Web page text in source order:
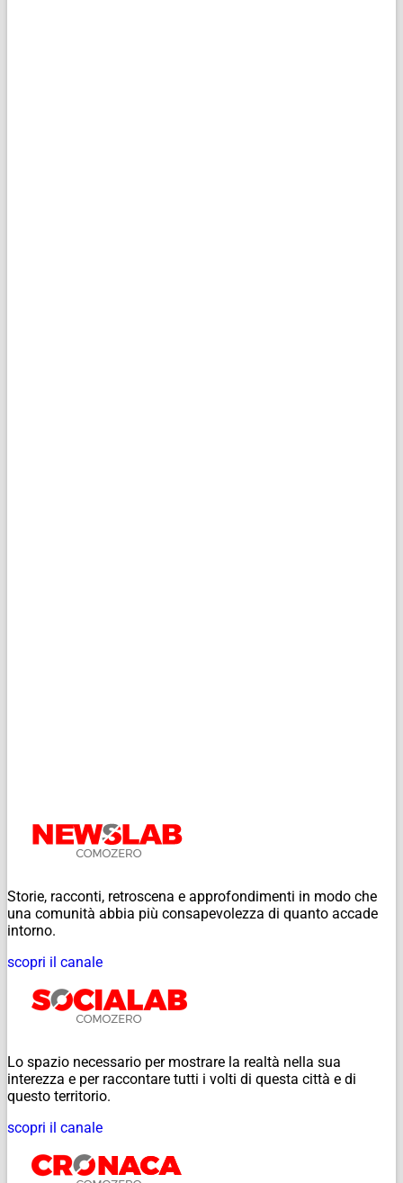
Storie, racconti, retroscena e approfondimenti in modo che
una comunità abbia più consapevolezza di quanto accade
intorno.
scopri il canale
Lo spazio necessario per mostrare la realtà nella sua
interezza e per raccontare tutti i volti di questa città e di
questo territorio.
scopri il canale